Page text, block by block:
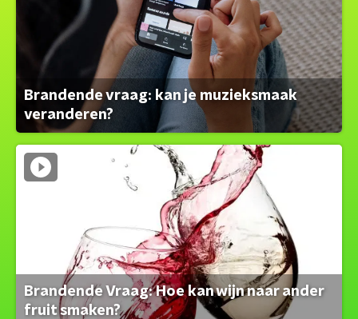
Brandende vraag: kan je muzieksmaak
veranderen?
Brandende Vraag: Hoe kan wijn naar ander
fruit smaken?